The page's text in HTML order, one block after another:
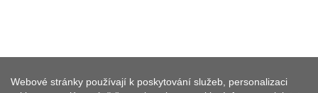
Webové stránky používají k poskytování služeb, personalizaci